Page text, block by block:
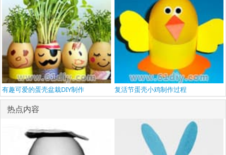
有趣可爱的蛋壳盆栽DIY制作 复活节蛋壳小鸡制作过程
热点内容